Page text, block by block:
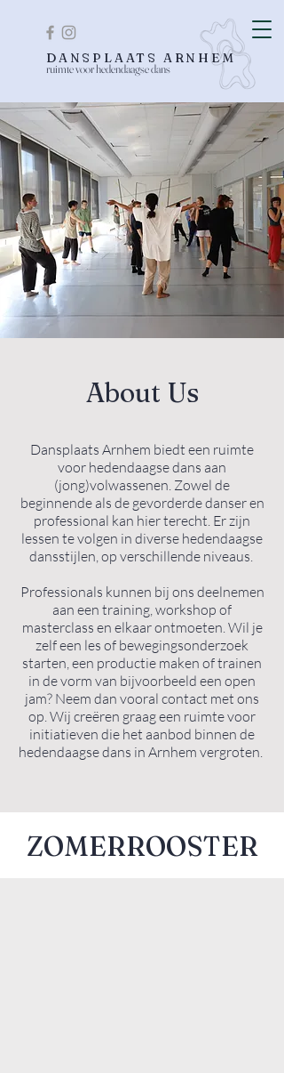
DANSPLAATS ARNHEM
ruimte voor hedendaagse dans
About Us
Dansplaats Arnhem biedt een ruimte
voor hedendaagse dans aan
(jong)volwassenen. Zowel de
beginnende als de gevorderde danser en
professional kan hier terecht. Er zijn
lessen te volgen in diverse hedendaagse
dansstijlen, op verschillende niveaus.
Professionals kunnen bij ons deelnemen
aan een training, workshop of
masterclass en elkaar ontmoeten. Wil je
zelf een les of bewegingsonderzoek
starten, een productie maken of trainen
in de vorm van bijvoorbeeld een open
jam? Neem dan vooral contact met ons
op. Wij creëren graag een ruimte voor
initiatieven die het aanbod binnen de
hedendaagse dans in Arnhem vergroten. ​
ZOMERROOSTER